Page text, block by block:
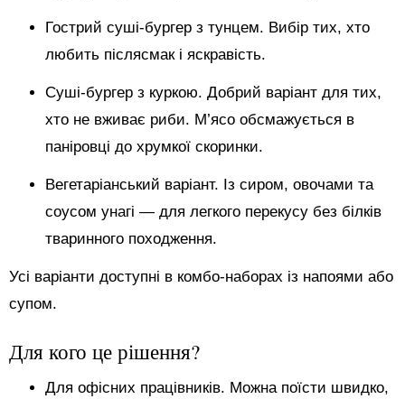
Гострий суші-бургер з тунцем. Вибір тих, хто
любить післясмак і яскравість.
Суші-бургер з куркою. Добрий варіант для тих,
хто не вживає риби. М’ясо обсмажується в
паніровці до хрумкої скоринки.
Вегетаріанський варіант. Із сиром, овочами та
соусом унагі — для легкого перекусу без білків
тваринного походження.
Усі варіанти доступні в комбо-наборах із напоями або
супом.
Для кого це рішення?
Для офісних працівників. Можна поїсти швидко,